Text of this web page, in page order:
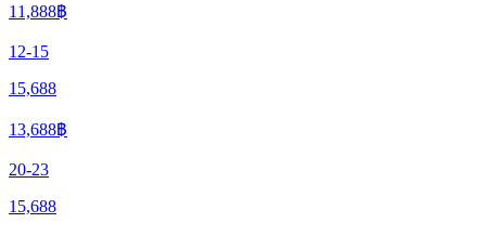
11,888฿
12-15
15,688
13,688฿
20-23
15,688